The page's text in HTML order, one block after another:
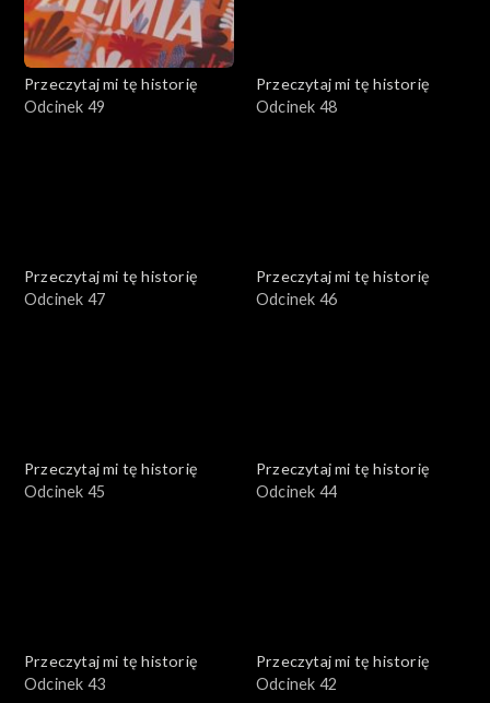
Przeczytaj mi tę historię
Odcinek 49
Przeczytaj mi tę historię
Odcinek 48
Przeczytaj mi tę historię
Odcinek 47
Przeczytaj mi tę historię
Odcinek 46
Przeczytaj mi tę historię
Odcinek 45
Przeczytaj mi tę historię
Odcinek 44
Przeczytaj mi tę historię
Odcinek 43
Przeczytaj mi tę historię
Odcinek 42